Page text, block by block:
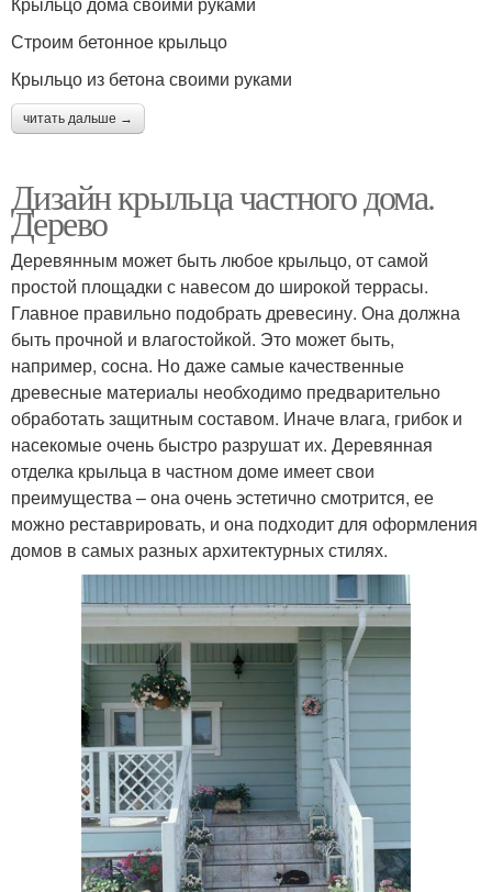
Строим бетонное крыльцо
Крыльцо из бетона своими руками
читать дальше →
Дизайн крыльца частного дома.
Дерево
Деревянным может быть любое крыльцо, от самой
простой площадки с навесом до широкой террасы.
Главное правильно подобрать древесину. Она должна
быть прочной и влагостойкой. Это может быть,
например, сосна. Но даже самые качественные
древесные материалы необходимо предварительно
обработать защитным составом. Иначе влага, грибок и
насекомые очень быстро разрушат их. Деревянная
отделка крыльца в частном доме имеет свои
преимущества – она очень эстетично смотрится, ее
можно реставрировать, и она подходит для оформления
домов в самых разных архитектурных стилях.